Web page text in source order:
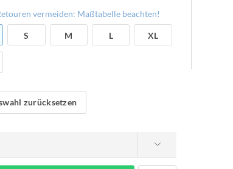
vermeiden: Maßtabelle beachten!
S M L XL
zurücksetzen